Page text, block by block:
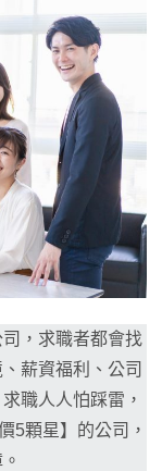
，求職者都會找
薪資福利、公司
職人人怕踩雷，
5顆星】的公司，